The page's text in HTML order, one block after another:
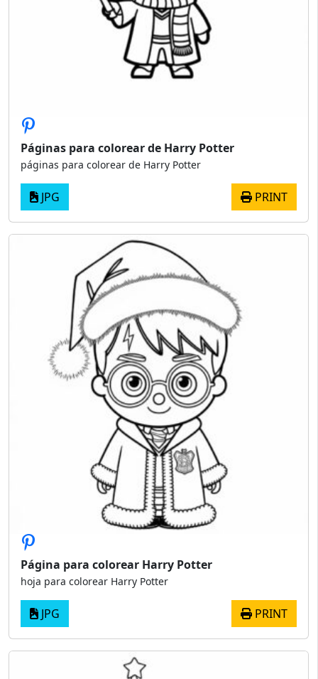
Páginas para colorear de Harry Potter
páginas para colorear de Harry Potter
JPG PRINT
Página para colorear Harry Potter
hoja para colorear Harry Potter
JPG PRINT